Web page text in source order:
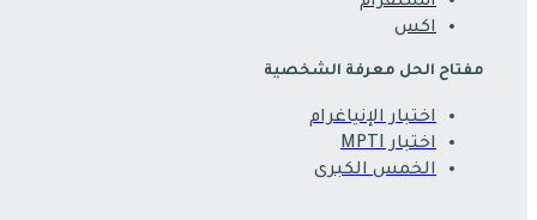
اكس
مفتاح الحل معرفة الشخصية
اختبار الإنياغرام
اختبار MPTI
الخمس الكبرى